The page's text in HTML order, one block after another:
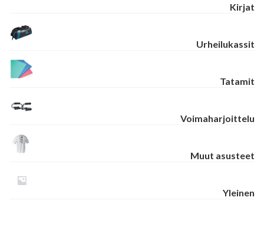
Kirjat
Urheilukassit
Tatamit
Voimaharjoittelu
Muut asusteet
Yleinen